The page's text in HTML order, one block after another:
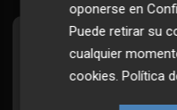
Todos los días
oponerse en
Puede retirar su
cualquier
cookies.Política